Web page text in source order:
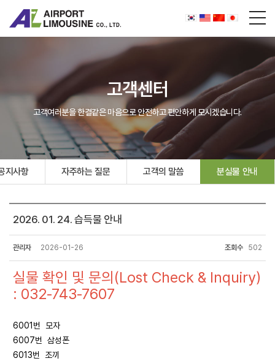
고객센터
고객여러분을 한결같은 마음으로 안전하고 편안하게 모시겠습니다.
지사항 자주하는 질문 고객의 말씀 분실물 안내
2026. 01. 24. 습득물 안내
관리자 2026-01-26 조회수 502
실물 확인 및 문의(Lost Check & Inquiry)
: 032-743-7607
6001번 모자
6007번 삼성폰
6013번 조끼